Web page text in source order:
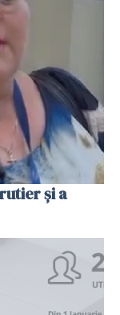
și a